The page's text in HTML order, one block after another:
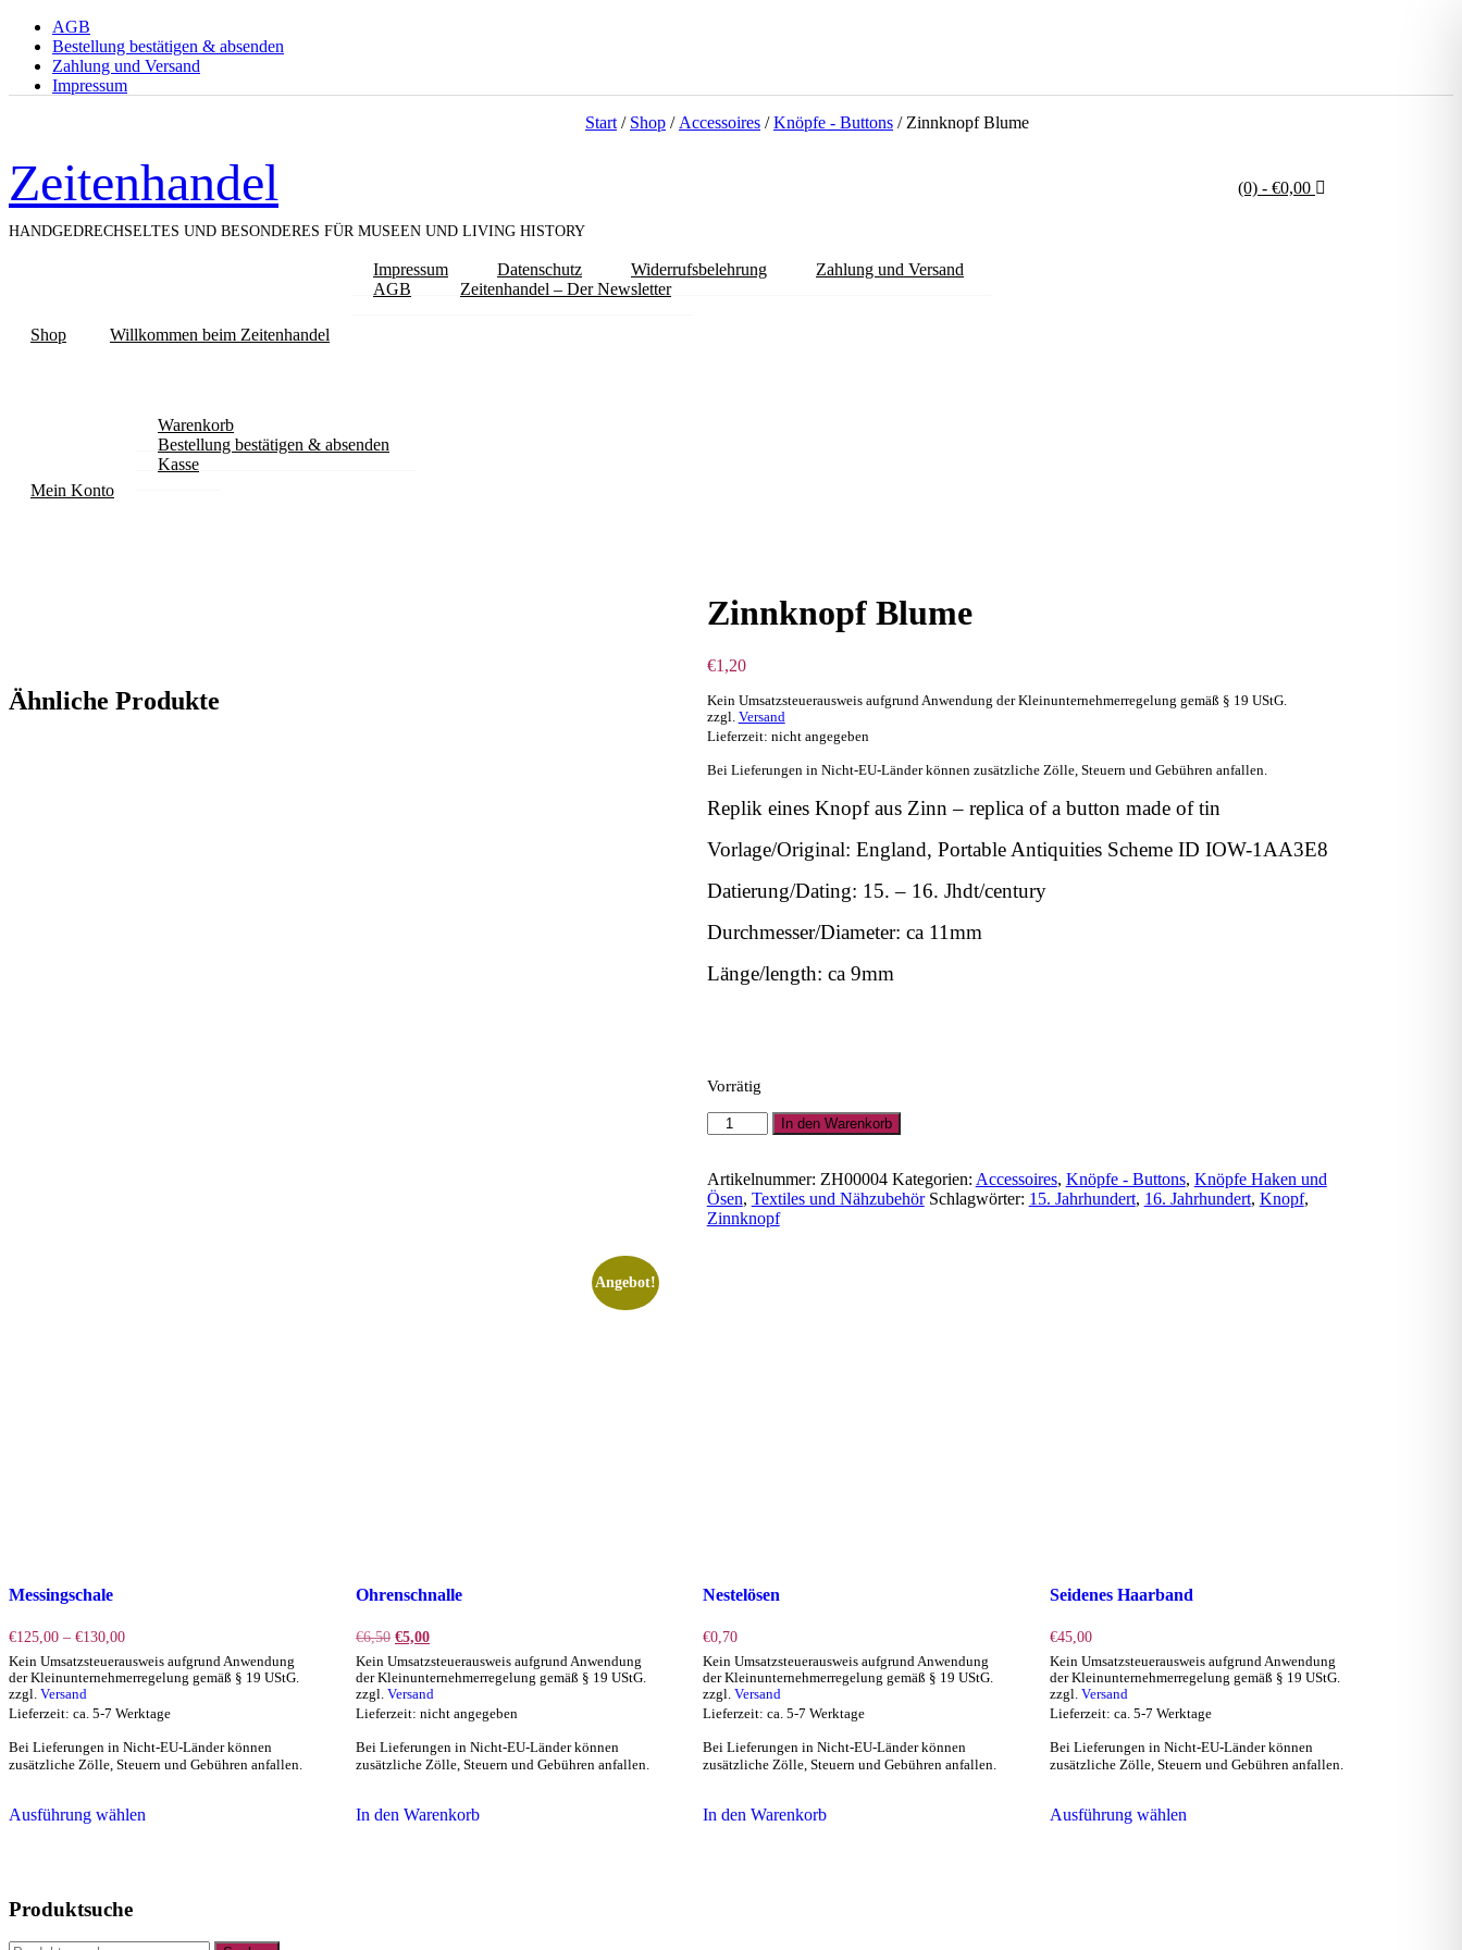
AGB
Bestellung bestätigen & absenden
Zahlung und Versand
Impressum
Zeitenhandel
HANDGEDRECHSELTES UND BESONDERES FÜR MUSEEN UND LIVING HISTORY
(0) - €0,00
Shop Willkommen beim Zeitenhandel
Impressum Datenschutz Widerrufsbelehrung
Zahlung und Versand
AGB
Zeitenhandel – Der Newsletter
Mein Konto
Warenkorb
Bestellung bestätigen & absenden
Kasse
Start / Shop / Accessoires /Knöpfe - Buttons / Zinnknopf Blume
Zinnknopf Blume
€1,20
Kein Umsatzsteuerausweis aufgrund Anwendung der Kleinunternehmerregelung gemäß § 19 UStG.
zzgl. Versand
Lieferzeit: nicht angegeben
Bei Lieferungen in Nicht-EU-Länder können zusätzliche Zölle, Steuern und Gebühren anfallen.
Replik eines Knopf aus Zinn – replica of a button made of tin
Vorlage/Original: England, Portable Antiquities Scheme ID IOW-1AA3E8
Datierung/Dating: 15. – 16. Jhdt/century
Durchmesser/Diameter: ca 11mm
Länge/length: ca 9mm
Vorrätig
Zinnknopf
Blume
In den Warenkorb
Artikelnummer: ZH00004 Kategorien: Accessoires, Knöpfe - Buttons, Knöpfe Haken und
Ösen, Textiles und Nähzubehör Schlagwörter: 15. Jahrhundert, 16. Jahrhundert, Knopf,
Zinnknopf
Ähnliche Produkte
Messingschale
€125,00 – €130,00Preisspanne:
€125,00
bis
€130,00
Kein Umsatzsteuerausweis aufgrund Anwendung
der Kleinunternehmerregelung gemäß § 19 UStG.
zzgl. Versand
Lieferzeit: ca. 5-7 Werktage
Bei Lieferungen in Nicht-EU-Länder können
zusätzliche Zölle, Steuern und Gebühren anfallen.
Ausführung wählenProdukt
Angebot!
Ohrenschnalle
€6,50 Ursprünglicher
Preis
war:
€6,50
€5,00Aktueller
ist:
€5,00.
Kein Umsatzsteuerausweis aufgrund Anwendung
der Kleinunternehmerregelung gemäß § 19 UStG.
zzgl. Versand
Lieferzeit: nicht angegeben
Bei Lieferungen in Nicht-EU-Länder können
zusätzliche Zölle, Steuern und Gebühren anfallen.
In den Warenkorb
Nestelösen
€0,70
Kein Umsatzsteuerausweis aufgrund Anwendung
der Kleinunternehmerregelung gemäß § 19 UStG.
zzgl. Versand
Lieferzeit: ca. 5-7 Werktage
Bei Lieferungen in Nicht-EU-Länder können
zusätzliche Zölle, Steuern und Gebühren anfallen.
In den Warenkorb
Seidenes Haarband
€45,00
Kein Umsatzsteuerausweis aufgrund Anwendung
der Kleinunternehmerregelung gemäß § 19 UStG.
zzgl. Versand
Lieferzeit: ca. 5-7 Werktage
Bei Lieferungen in Nicht-EU-Länder können
zusätzliche Zölle, Steuern und Gebühren anfallen.
Ausführung wählenProdukt
Produktsuche